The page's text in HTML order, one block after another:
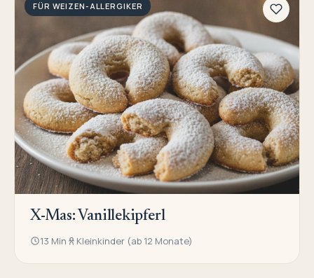
FÜR WEIZEN-ALLERGIKER
X-Mas: Vanillekipferl
13 Min Kleinkinder (ab 12 Monate)